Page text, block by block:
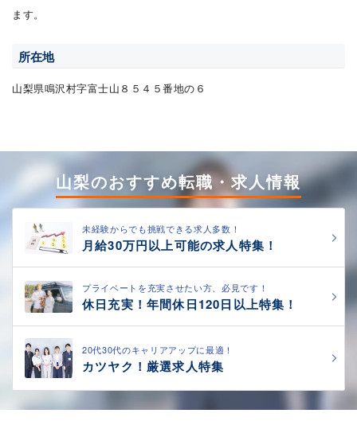
ます。
所在地
山梨県鳴沢村字富士山８５４５番地の６
山梨のおすすめ転職・求人情報
未経験からでも挑戦できる求人多数！
月給30万円以上可能の求人特集！
プライベートを充実させたい方、必見です！
休日充実！年間休日120日以上特集！
20代30代のキャリアアップに最適！
カツヤク！厳選求人特集